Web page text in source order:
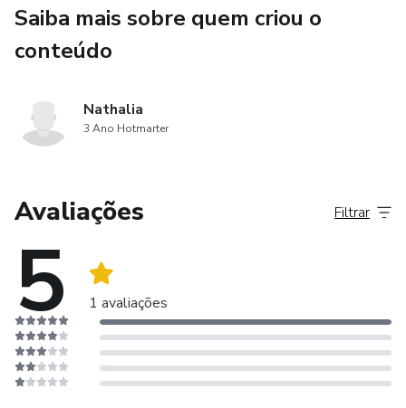
Saiba mais sobre quem criou o
conteúdo
Nathalia
3 Ano Hotmarter
Avaliações
5 1 avaliações
Filtrar